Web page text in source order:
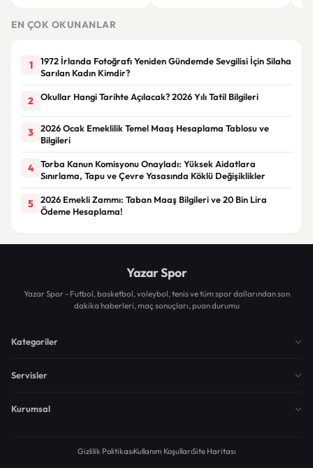
EN ÇOK OKUNANLAR
1
1972 İrlanda Fotoğrafı Yeniden Gündemde Sevgilisi İçin Silaha
Sarılan Kadın Kimdir?
2 Okullar Hangi Tarihte Açılacak? 2026 Yılı Tatil Bilgileri
3
2026 Ocak Emeklilik Temel Maaş Hesaplama Tablosu ve
Bilgileri
4
Torba Kanun Komisyonu Onayladı: Yüksek Aidatlara
Sınırlama, Tapu ve Çevre Yasasında Köklü Değişiklikler
5
2026 Emekli Zammı: Taban Maaş Bilgileri ve 20 Bin Lira
Ödeme Hesaplama!
Yazar Spor
Yazar Spor - Futbol, basketbol, voleybol, tenis ve tüm spor dallarından son
dakika haberleri, maç sonuçları, puan durumu
Kategoriler
Servisler
Kurumsal
Gizlilik PolitikasıKullanım KoşullarıSite Haritası